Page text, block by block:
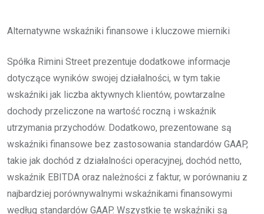
Alternatywne wskaźniki finansowe i kluczowe mierniki
Spółka Rimini Street prezentuje dodatkowe informacje
dotyczące wyników swojej działalności, w tym takie
wskaźniki jak liczba aktywnych klientów, powtarzalne
dochody przeliczone na wartość roczną i wskaźnik
utrzymania przychodów. Dodatkowo, prezentowane są
wskaźniki finansowe bez zastosowania standardów GAAP,
takie jak dochód z działalności operacyjnej, dochód netto,
wskaźnik EBITDA oraz należności z faktur, w porównaniu z
najbardziej porównywalnymi wskaźnikami finansowymi
według standardów GAAP. Wszystkie te wskaźniki są